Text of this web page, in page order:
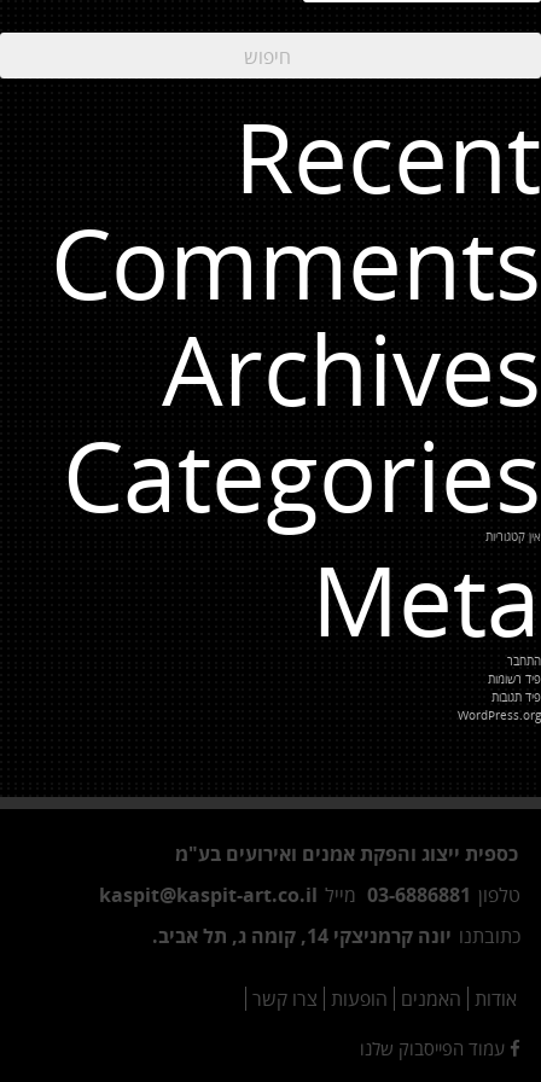
Recent
Comments
Archives
Categories
אין קטגוריות
Meta
התחבר
פיד רשומות
פיד תגובות
WordPress.org
כספית ייצוג והפקת אמנים ואירועים בע"מ
טלפון 03-6886881 מייל kaspit@kaspit-art.co.il
כתובתנו יונה קרמניצקי 14, קומה ג, תל אביב.
אודות האמנים הופעות צרו קשר
עמוד הפייסבוק שלנו